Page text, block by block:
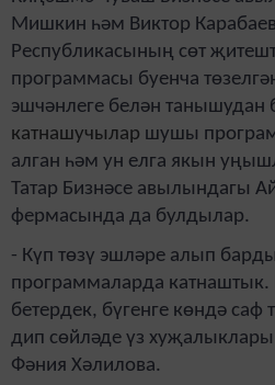
Мишкин һәм Виктор
Республикасының сөт
программасы буенча
эшчәнлеге белән
катнашучылар шушы
алган һәм ун елга якын
Татар Бизнәсе авылындагы
фермасында да булдылар.
- Күп төзү эшләре алып
программаларда
бетердек, бүгенге көндә
дип сөйләде үз
Фәния Хәлилова.